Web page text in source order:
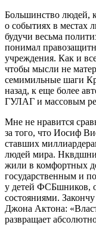
Большинство людей,
о событиях в местах
будучи весьма
понимал
учреждения. Как и
чтобы мысли не
семимильные шаги
назад, к еще более
ГУЛАГ и массовым
Мне не нравится
за того, что Иосиф
ставших
людей мира.
жили в комфортных
государственным и
у детей ФСБшников,
состояниями.
Джона Актона:
развращает